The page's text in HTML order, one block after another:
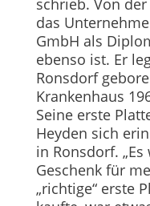
schrieb. Von
das
GmbH als
ebenso ist. Er
Ronsdorf
Krankenhaus
Seine erste
Heyden sich
in Ronsdorf.
Geschenk für
„richtige“ erste